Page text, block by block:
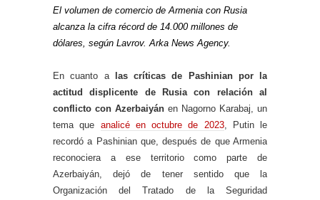
El volumen de comercio de Armenia con Rusia
alcanza la cifra récord de 14.000 millones de
dólares, según Lavrov. Arka News Agency.
En cuanto a
las críticas de Pashinian por la
actitud displicente de Rusia con relación al
conflicto con Azerbaiyán en Nagorno Karabaj, un
tema que analicé en octubre de 2023, Putin le
recordó a Pashinian que, después de que Armenia
reconociera a ese territorio como parte de
Azerbaiyán, dejó de tener sentido que la
Organización del Tratado de la Seguridad